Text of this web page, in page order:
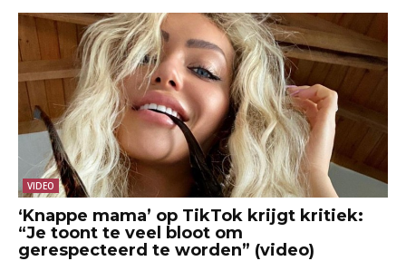
VIDEO
‘Knappe mama’ op TikTok krijgt kritiek:
“Je toont te veel bloot om
gerespecteerd te worden” (video)